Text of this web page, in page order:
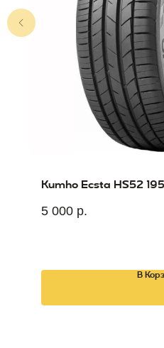
Kumho Ecsta HS52
5 000 р.
В